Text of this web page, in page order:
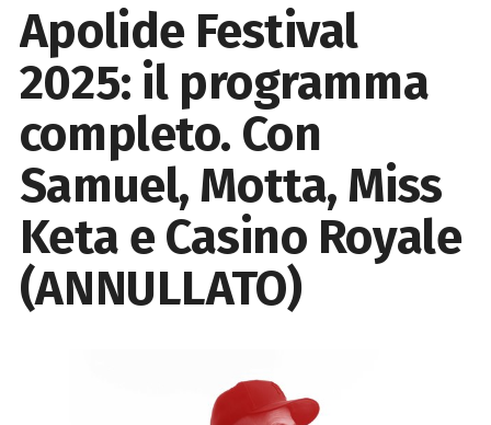
Apolide Festival
2025: il programma
completo. Con
Samuel, Motta, Miss
Keta e Casino Royale
(ANNULLATO)